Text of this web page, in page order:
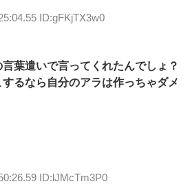
ID:gFKjTX3w0
葉遣いで言ってくれたんでしょ？
るなら自分のアラは作っちゃダメ
ID:lJMcTm3P0